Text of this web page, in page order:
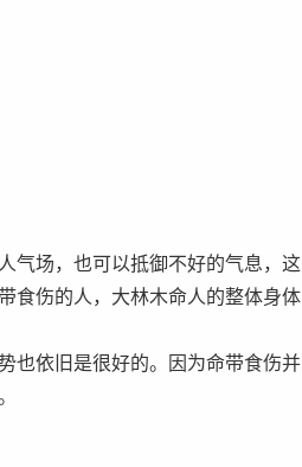
气场，也可以抵御不好的气息，这
食伤的人，大林木命人的整体身体
也依旧是很好的。因为命带食伤并